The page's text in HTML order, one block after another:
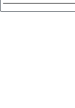
HYUNDAI